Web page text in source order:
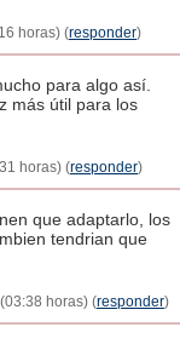
horas) (responder)
para algo así.
más útil para los
horas) (responder)
que adaptarlo, los
tendrian que
horas) (responder)